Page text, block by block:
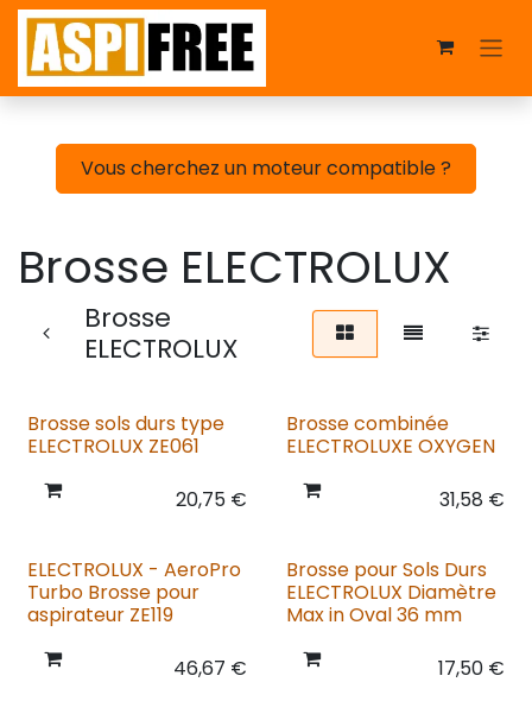
Se rendre au contenu
Vous cherchez un moteur compatible ?
Brosse ELECTROLUX
Brosse
ELECTROLUX
Brosse sols durs type
ELECTROLUX ZE061
20,75€
Brosse combinée
ELECTROLUXE OXYGEN
31,58 €
ELECTROLUX - AeroPro
Turbo Brosse pour
aspirateur ZE119
46,67 €
Brosse pour Sols Durs
ELECTROLUX Diamètre
Max in Oval 36 mm
17,50 €